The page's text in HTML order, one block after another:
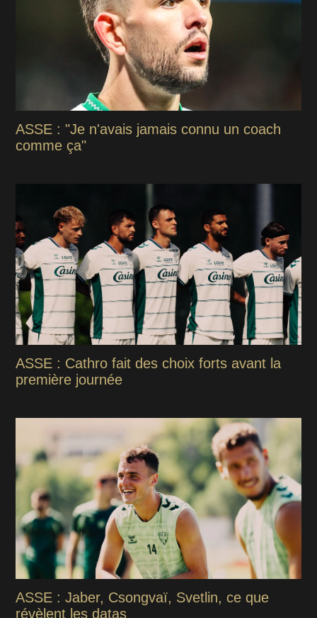
ASSE : "Je n'avais jamais connu un coach
comme ça"
ASSE : Cathro fait des choix forts avant la
première journée
ASSE : Jaber, Csongvaï, Svetlin, ce que
révèlent les datas